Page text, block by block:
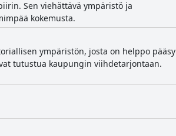
Sen viehättävä ympäristö ja
kokemusta.
ympäristön, josta on helppo pääsy
tutustua kaupungin viihdetarjontaan.